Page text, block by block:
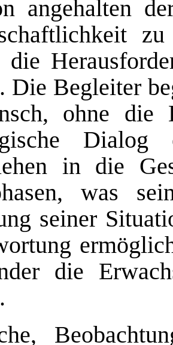
angehalten
die
Die Begleiter
ohne die
in die
was
seiner
die